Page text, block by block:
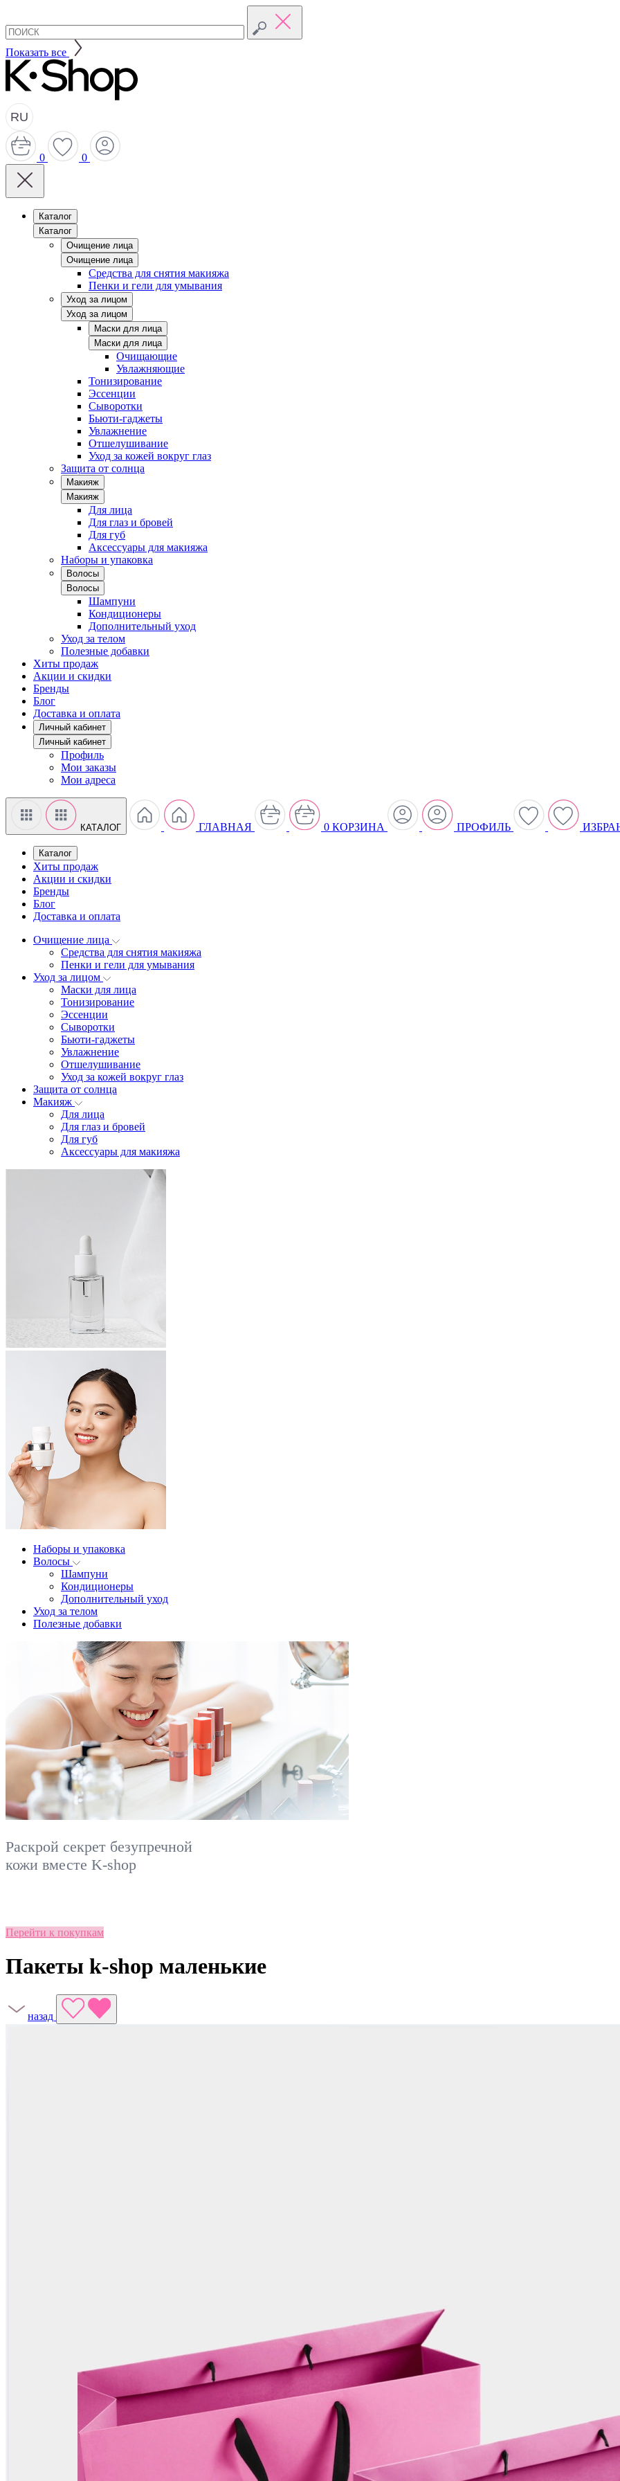
Показать все
RU
0 0
Каталог
Каталог
Очищение лица
Очищение лица
Средства для снятия макияжа
Пенки и гели для умывания
Уход за лицом
Уход за лицом
Маски для лица
Маски для лица
Очищающие
Увлажняющие
Тонизирование
Эссенции
Сыворотки
Бьюти-гаджеты
Увлажнение
Отшелушивание
Уход за кожей вокруг глаз
Защита от солнца
Макияж
Макияж
Для лица
Для глаз и бровей
Для губ
Аксессуары для макияжа
Наборы и упаковка
Волосы
Волосы
Шампуни
Кондиционеры
Дополнительный уход
Уход за телом
Полезные добавки
Хиты продаж
Акции и скидки
Бренды
Блог
Доставка и оплата
Личный кабинет
Личный кабинет
Профиль
Мои заказы
Мои адреса
КАТАЛОГ ГЛАВНАЯ 0 КОРЗИНА ПРОФИЛЬ
Каталог
Хиты продаж
Акции и скидки
Бренды
Блог
Доставка и оплата
Очищение лица
Средства для снятия макияжа
Пенки и гели для умывания
Уход за лицом
Маски для лица
Тонизирование
Эссенции
Сыворотки
Бьюти-гаджеты
Увлажнение
Отшелушивание
Уход за кожей вокруг глаз
Защита от солнца
Макияж
Для лица
Для глаз и бровей
Для губ
Аксессуары для макияжа
Наборы и упаковка
Волосы
Шампуни
Кондиционеры
Дополнительный уход
Уход за телом
Полезные добавки
Раскрой секрет безупречной
кожи вместе K-shop
Перейти к покупкам
Пакеты k-shop маленькие
назад